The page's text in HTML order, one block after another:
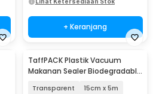
+ Keranjang
TaffPACK Plastik Vacuum
Makanan Sealer Biodegradable
Transparent 15cm x 5m